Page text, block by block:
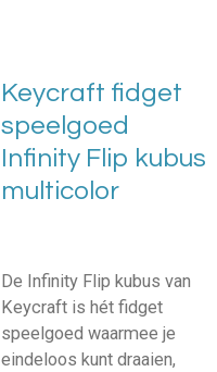
Keycraft fidget
speelgoed
Infinity Flip kubus
multicolor
De Infinity Flip kubus van
Keycraft is hét fidget
speelgoed waarmee je
eindeloos kunt draaien,